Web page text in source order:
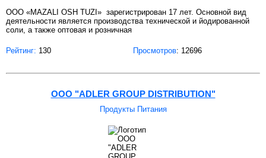
OОО «MAZALI OSH TUZI» зарегистрирован 17 лет. Основной вид
деятельности является производства технической и йодированной
соли, а также оптовая и розничная
Рейтинг: 130 Просмотров: 12696
OOO "ADLER GROUP DISTRIBUTION"
Продукты Питания